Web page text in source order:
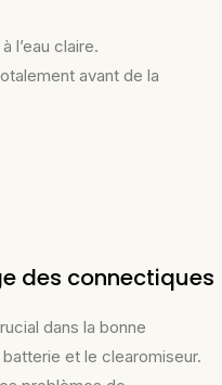
l’eau claire.
avant de la
des connectiques
dans la bonne
et le clearomiseur.